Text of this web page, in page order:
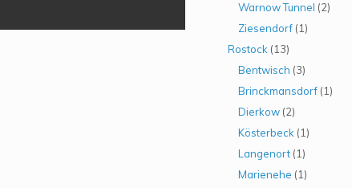
Warnow Tunnel (2)
Ziesendorf (1)
Rostock (13)
Bentwisch (3)
Brinckmansdorf (1)
Dierkow (2)
Kösterbeck (1)
Langenort (1)
Marienehe (1)